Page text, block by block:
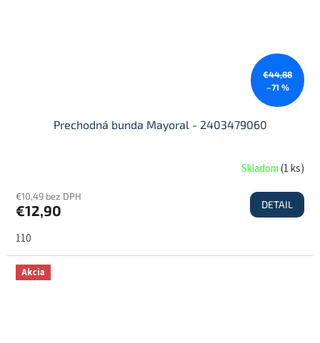
€44,88
–71 %
Prechodná bunda Mayoral - 2403479060
Skladom(1 ks)
€10,49 bez DPH
€12,90 DETAIL
110
Akcia